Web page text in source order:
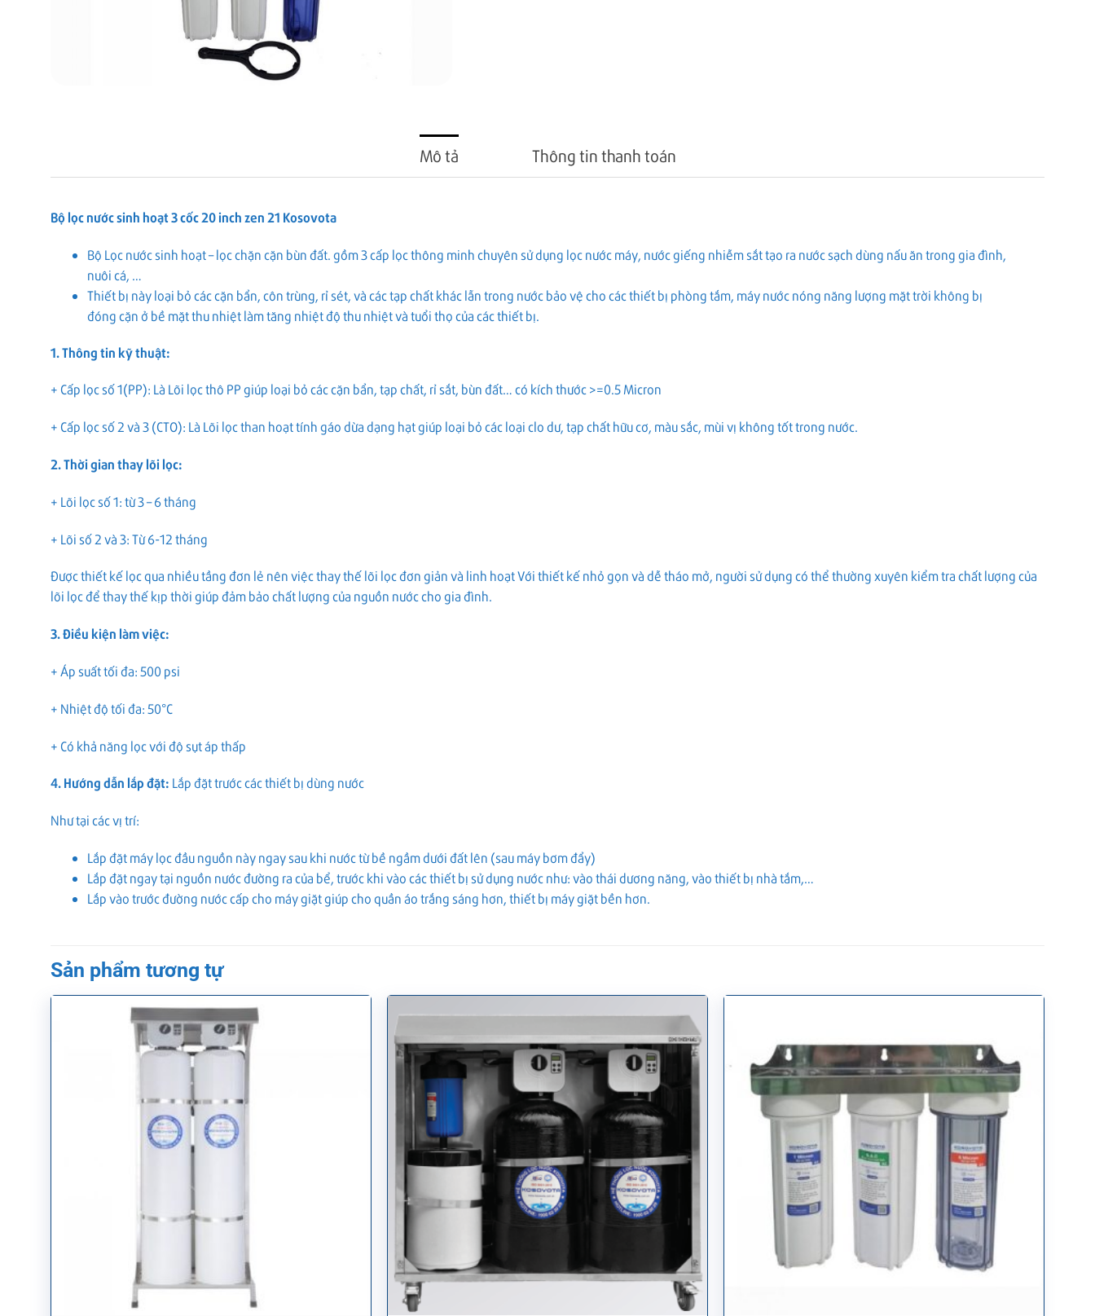
Mô tả Thông tin thanh toán
Bộ lọc nước sinh hoạt 3 cốc 20 inch zen 21 Kosovota
Bộ Lọc nước sinh hoạt – lọc chặn cặn bùn đất. gồm 3 cấp lọc thông minh chuyên sử dụng lọc nước máy, nước giếng nhiễm sắt tạo ra nước sạch dùng nấu ăn trong gia đình,
nuôi cá, …
Thiết bị này loại bỏ các cặn bẩn, côn trùng, rỉ sét, và các tạp chất khác lẫn trong nước bảo vệ cho các thiết bị phòng tắm, máy nước nóng năng lượng mặt trời không bị
đóng cặn ở bề mặt thu nhiệt làm tăng nhiệt độ thu nhiệt và tuổi thọ của các thiết bị.
1. Thông tin kỹ thuật:
+ Cấp lọc số 1(PP): Là Lõi lọc thô PP giúp loại bỏ các cặn bẩn, tạp chất, rỉ sắt, bùn đất… có kích thước >=0.5 Micron
+ Cấp lọc số 2 và 3 (CTO): Là Lõi lọc than hoạt tính gáo dừa dạng hạt giúp loại bỏ các loại clo dư, tạp chất hữu cơ, màu sắc, mùi vị không tốt trong nước.
2. Thời gian thay lõi lọc:
+ Lõi lọc số 1: từ 3 – 6 tháng
+ Lõi số 2 và 3: Từ 6-12 tháng
Được thiết kế lọc qua nhiều tầng đơn lẻ nên việc thay thế lõi lọc đơn giản và linh hoạt Với thiết kế nhỏ gọn và dễ tháo mở, người sử dụng có thể thường xuyên kiểm tra chất lượng của
lõi lọc để thay thế kịp thời giúp đảm bảo chất lượng của nguồn nước cho gia đình.
3. Điều kiện làm việc:
+ Áp suất tối đa: 500 psi
+ Nhiệt độ tối đa: 50°C
+ Có khả năng lọc với độ sụt áp thấp
4. Hướng dẫn lắp đặt: Lắp đặt trước các thiết bị dùng nước
Như tại các vị trí:
Lắp đặt máy lọc đầu nguồn này ngay sau khi nước từ bề ngầm dưới đất lên (sau máy bơm đẩy)
Lắp đặt ngay tại nguồn nước đường ra của bể, trước khi vào các thiết bị sử dụng nước như: vào thái dương năng, vào thiết bị nhà tắm,…
Lắp vào trước đường nước cấp cho máy giặt giúp cho quần áo trắng sáng hơn, thiết bị máy giặt bền hơn.
Sản phẩm tương tự